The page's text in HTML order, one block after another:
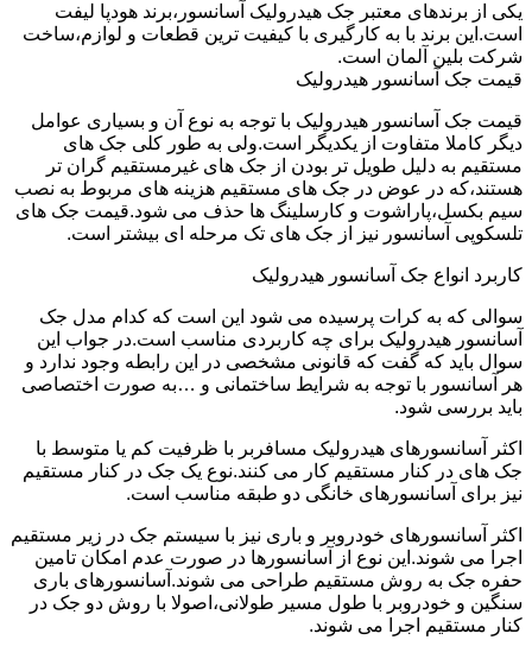
یکی از برندهای معتبر جک هیدرولیک آسانسور،برند هودپا لیفت
است.این برند با به کارگیری با کیفیت ترین قطعات و لوازم،ساخت
شرکت بلین آلمان است.
قیمت جک آسانسور هیدرولیک
قیمت جک آسانسور هیدرولیک با توجه به نوع آن و بسیاری عوامل
دیگر کاملا متفاوت از یکدیگر است.ولی به طور کلی جک های
مستقیم به دلیل طویل تر بودن از جک های غیرمستقیم گران تر
هستند،که در عوض در جک های مستقیم هزینه های مربوط به نصب
سیم بکسل،پاراشوت و کارسلینگ ها حذف می شود.قیمت جک های
تلسکوپی آسانسور نیز از جک های تک مرحله ای بیشتر است.
کاربرد انواع جک آسانسور هیدرولیک
سوالی که به کرات پرسیده می شود این است که کدام مدل جک
آسانسور هیدرولیک برای چه کاربردی مناسب است.در جواب این
سوال باید که گفت که قانونی مشخصی در این رابطه وجود ندارد و
هر آسانسور با توجه به شرایط ساختمانی و …به صورت اختصاصی
باید بررسی شود.
اکثر آسانسورهای هیدرولیک مسافربر با ظرفیت کم یا متوسط با
جک های در کنار مستقیم کار می کنند.نوع یک جک در کنار مستقیم
نیز برای آسانسورهای خانگی دو طبقه مناسب است.
اکثر آسانسورهای خودروبر و باری نیز با سیستم جک در زیر مستقیم
اجرا می شوند.این نوع از آسانسورها در صورت عدم امکان تامین
حفره جک به روش مستقیم طراحی می شوند.آسانسورهای باری
سنگین و خودروبر با طول مسیر طولانی،اصولا با روش دو جک در
کنار مستقیم اجرا می شوند.